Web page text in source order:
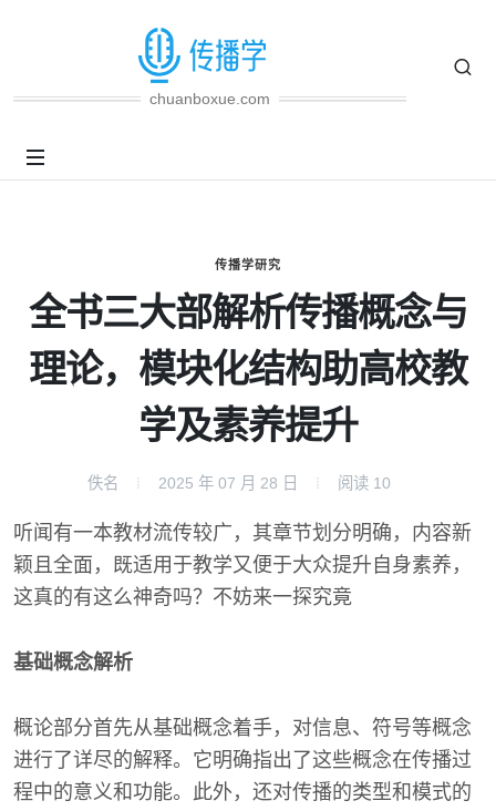
chuanboxue.com
传播学研究
全书三大部解析传播概念与
理论，模块化结构助高校教
学及素养提升
佚名 2025 年 07 月 28 日 阅读 10
听闻有一本教材流传较广，其章节划分明确，内容新
颖且全面，既适用于教学又便于大众提升自身素养，
这真的有这么神奇吗？不妨来一探究竟
基础概念解析
概论部分首先从基础概念着手，对信息、符号等概念
进行了详尽的解释。它明确指出了这些概念在传播过
程中的意义和功能。此外，还对传播的类型和模式的